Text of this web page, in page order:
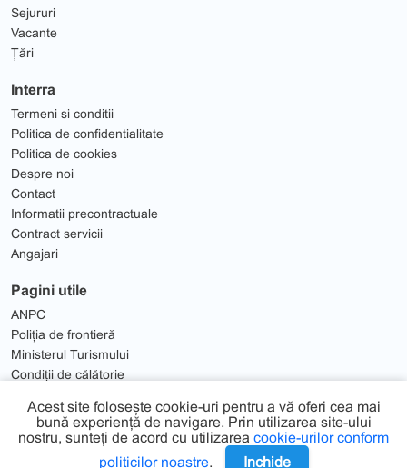
Sejururi
Vacante
Țări
Interra
Termeni si conditii
Politica de confidentialitate
Politica de cookies
Despre noi
Contact
Informatii precontractuale
Contract servicii
Angajari
Pagini utile
ANPC
Poliția de frontieră
Ministerul Turismului
Condiții de călătorie
Acest site folosește cookie-uri pentru a vă oferi cea mai
bună experiență de navigare. Prin utilizarea site-ului
nostru, sunteți de acord cu utilizarea cookie-urilor conform
politicilor noastre. Inchide